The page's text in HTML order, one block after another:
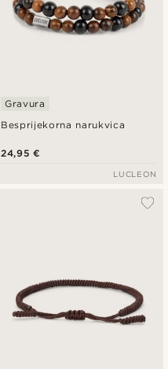
Besprijekorna narukvica
Gravura
24,95 €
LUCLEON